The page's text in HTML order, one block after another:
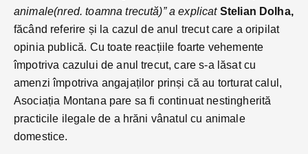
animale(nred. toamna trecută)” a explicat Stelian Dolha,
făcând referire și la cazul de anul trecut care a oripilat
opinia publică. Cu toate reacțiile foarte vehemente
împotriva cazului de anul trecut, care s-a lăsat cu
amenzi împotriva angajaților prinși că au torturat calul,
Asociația Montana pare sa fi continuat nestingherită
practicile ilegale de a hrăni vânatul cu animale
domestice.